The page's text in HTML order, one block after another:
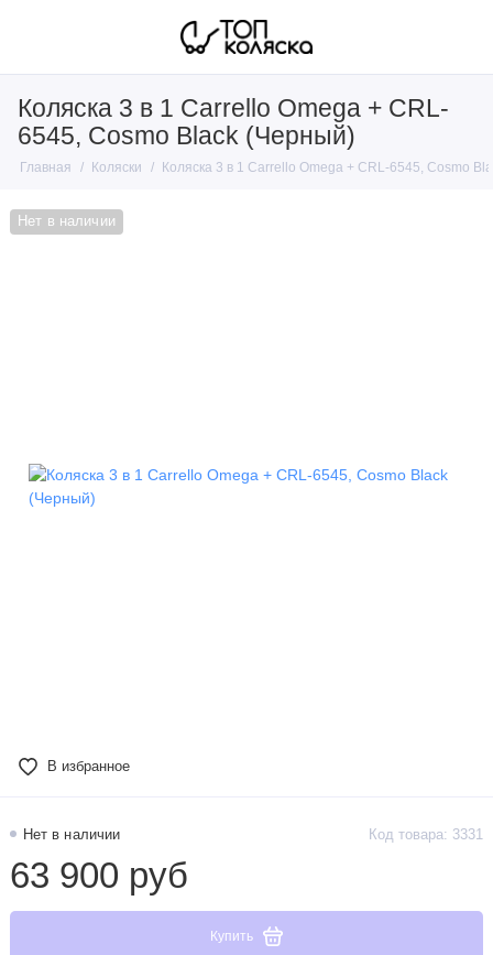
Коляска 3 в 1 Carrello Omega + CRL-
6545, Cosmo Black (Черный)
Главная Коляски Коляска 3 в 1 Carrello Omega + CRL-6545, Cosmo
Нет в наличии
Нет в наличии Код товара: 3331
63 900 руб
Купить
В избранное